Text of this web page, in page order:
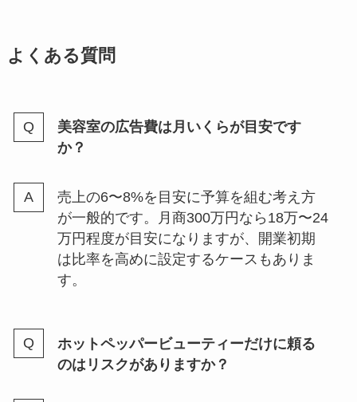
よくある質問
美容室の広告費は月いくらが目安です
か？
売上の6〜8%を目安に予算を組む考え方
が一般的です。月商300万円なら18万〜24
万円程度が目安になりますが、開業初期
は比率を高めに設定するケースもありま
す。
ホットペッパービューティーだけに頼る
のはリスクがありますか？